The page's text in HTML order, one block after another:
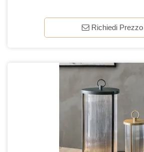
Richiedi Prezzo